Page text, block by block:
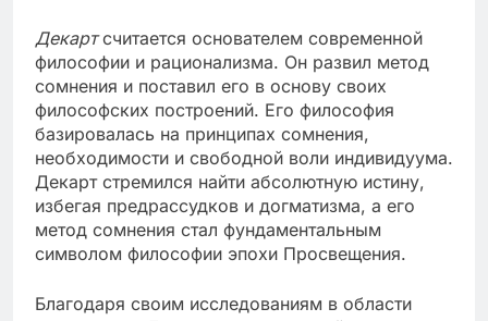
Декартсчитается основателем современной
философии и рационализма. Он развил метод
сомнения и поставил его в основу своих
философских построений. Его философия
базировалась на принципах сомнения,
необходимости и свободной воли индивидуума.
Декарт стремился найти абсолютную истину,
избегая предрассудков и догматизма, а его
метод сомнения стал фундаментальным
символом философии эпохи Просвещения.
Благодаря своим исследованиям в области